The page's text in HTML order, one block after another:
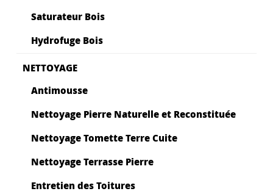
Saturateur Bois
Hydrofuge Bois
NETTOYAGE
Antimousse
Nettoyage Pierre Naturelle et Reconstituée
Nettoyage Tomette Terre Cuite
Nettoyage Terrasse Pierre
Entretien des Toitures